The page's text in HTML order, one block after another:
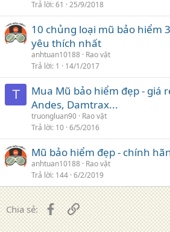
Trả lời 61 25/9/2018
10 chủng loại mũ bảo hiểm
yêu thích nhất
anhtuan10188 Rao vặt
Trả lời 1 14/1/2017
T
Mua Mũ bảo hiểm đẹp - giá
Andes, Damtrax...
truongluan90 Rao vặt
Trả lời 10 6/5/2016
Mũ bảo hiểm đẹp - chính
anhtuan10188 Rao vặt
Trả lời 144 6/2/2019
Chia sẻ: FacebookLiên kết